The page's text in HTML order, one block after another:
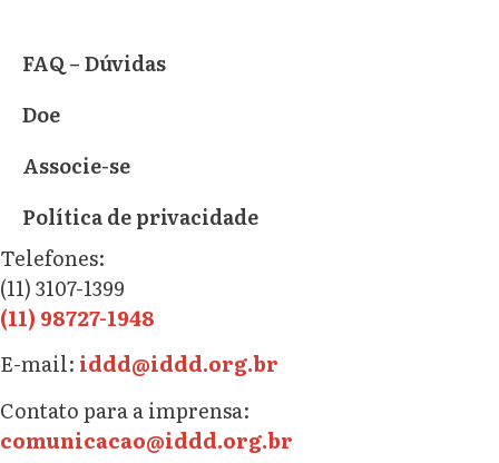
FAQ – Dúvidas
Doe
Associe-se
Política de privacidade
Telefones:
(11) 3107-1399
(11) 98727-1948
E-mail: iddd@iddd.org.br
Contato para a imprensa:
comunicacao@iddd.org.br